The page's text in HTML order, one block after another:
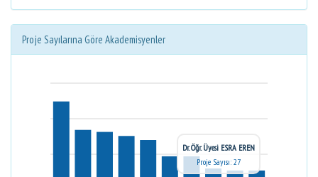
Proje Sayılarına Göre Akademisyenler
Dr. Öğr. Üyesi ESRA EREN
Proje Sayısı: 27